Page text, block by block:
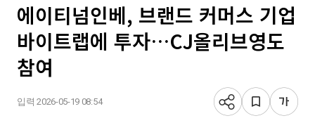
에이티넘인베, 브랜드 커머스 기업
바이트랩에 투자…CJ올리브영도
참여
입력 2026-05-19 08:54